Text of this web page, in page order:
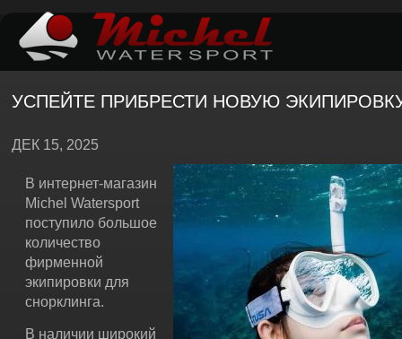
УСПЕЙТЕ ПРИБРЕСТИ НОВУЮ ЭКИПИРОВКУ
ДЕК 15, 2025
В интернет-магазин
Michel Watersport
поступило большое
количество
фирменной
экипировки для
снорклинга.
В наличии широкий